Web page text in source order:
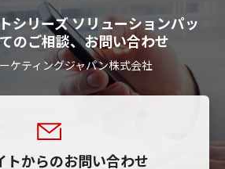
シリーズ ソリューションパッ
のご相談、お問い合わせ
ケティングジャパン株式会社
トからのお問い合わせ